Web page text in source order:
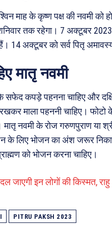
माह के कृष्ण पक्ष की नवमी को
तक रहेगा। 7 अक्टूबर 2023
अक्टूबर को सर्व पितृ
मातृ नवमी
कपड़े पहनना चाहिए और
माला पहननी चाहिए।
नवमी के रोज गरुणपुराण या
के लिए भोजन का अंश जरूर
को भोजन करना चाहिए।
जाएगी इन लोगों की किस्मत,
PITRU PAKSH 2023